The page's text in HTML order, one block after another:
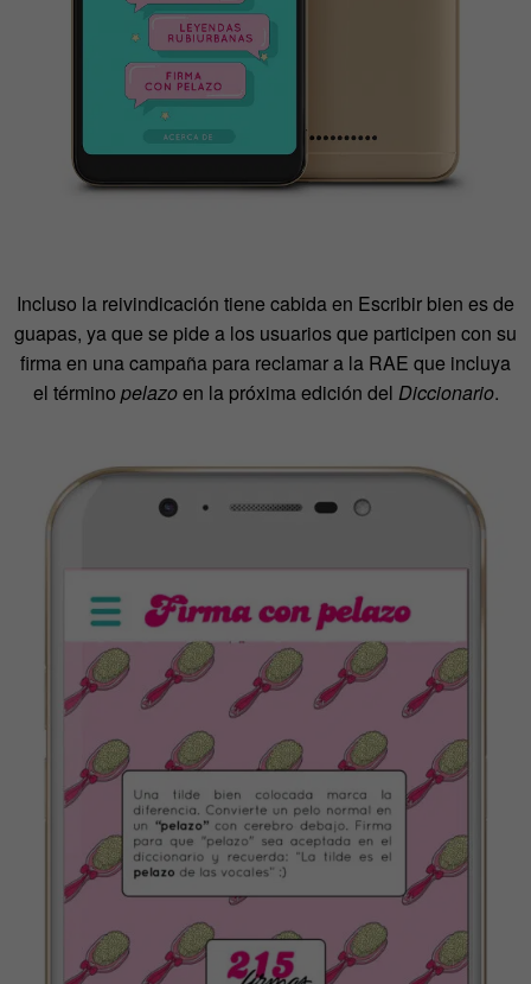
Incluso la reivindicación tiene cabida en Escribir bien es de
guapas, ya que se pide a los usuarios que participen con su
firma en una campaña para reclamar a la RAE que incluya
el término pelazoen la próxima edición del Diccionario.